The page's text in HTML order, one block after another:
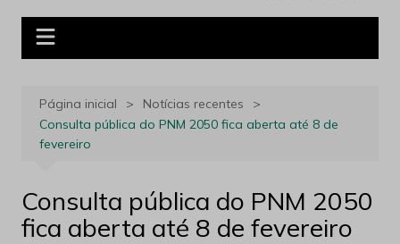
Página inicial
Notícias recentes
Consulta pública do PNM 2050 fica aberta até 8 de
fevereiro
Consulta pública do PNM 2050
fica aberta até 8 de fevereiro